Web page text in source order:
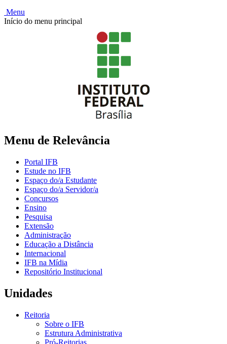
Menu
Início do menu principal
Menu de Relevância
Portal IFB
Estude no IFB
Espaço do/a Estudante
Espaço do/a Servidor/a
Concursos
Ensino
Pesquisa
Extensão
Administração
Educação a Distância
Internacional
IFB na Mídia
Repositório Institucional
Unidades
Reitoria
Sobre o IFB
Estrutura Administrativa
Pró-Reitorias